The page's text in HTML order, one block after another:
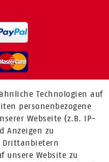
Technologien auf
personenbezogene
Webseite (z.B. IP-
Anzeigen zu
Drittanbietern
unsere Website zu